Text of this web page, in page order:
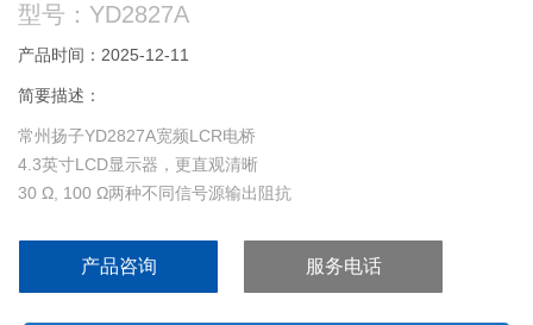
型号：YD2827A
产品时间：2025-12-11
简要描述：
常州扬子YD2827A宽频LCR电桥
4.3英寸LCD显示器，更直观清晰
30 Ω, 100 Ω两种不同信号源输出阻抗
可通过USB HOST来实现仪器软件版本的升级和更新
产品咨询 服务电话